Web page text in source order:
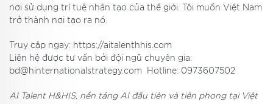
nơi sử dụng trí tuệ nhân tạo của thế giới. Tôi muốn Việt Nam
trở thành nơi tạo ra nó.
Truy cập ngay: https://aitalenthhis.com
Liên hệ được tư vấn bởi đội ngũ chuyên gia:
bd@hinternationalstrategy.com Hotline: 0973607502
AI Talent H&HIS, nền tảng AI đầu tiên và tiên phong tại Việt